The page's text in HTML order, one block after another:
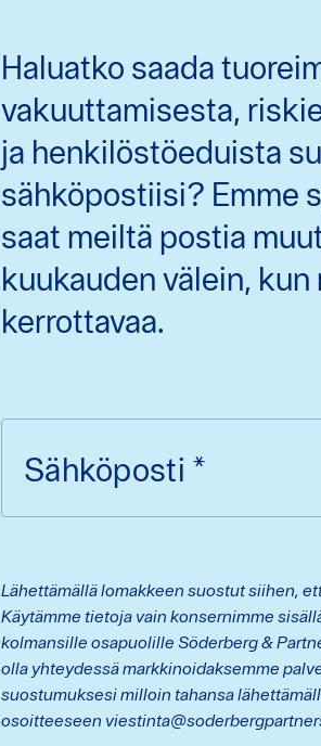
Haluatko saada
vakuuttamisesta,
ja henkilöstöeduista
sähköpostiisi? Emme
saat meiltä postia
kuukauden välein,
kerrottavaa.
Sähköposti *
Lähettämällä lomakkeen suostut siihen,
Käytämme tietoja vain konsernimme
kolmansille osapuolille Söderberg &
olla yhteydessä markkinoidaksemme
suostumuksesi milloin tahansa
osoitteeseen